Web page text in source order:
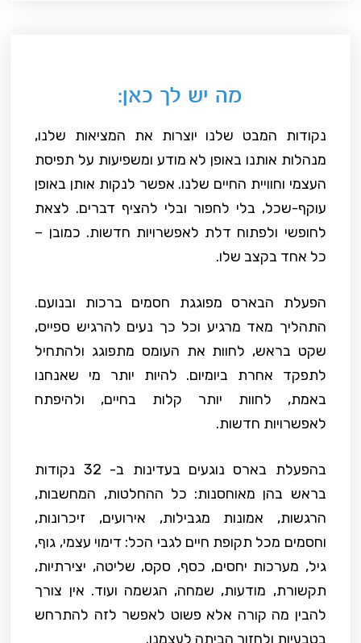
מה יש לך כאן:
נקודות המבט שלנו יוצרות את המציאות שלנו,
מנהלות אותנו באופן לא מודע ומשפיעות על תפיסת
העצמי וחוויית החיים שלנו. אפשר לנקות אותן באופן
עוקף-שכל, בלי לחפור ובלי להציף דברים. לצאת
לחופשי ולפתוח דלת לאפשרויות חדשות. כמובן –
כל אחד בקצב שלו.
הפעלת הבארס מפוגגת חסמים ברכות ובנועם.
התהליך מאד מרגיע וכל כך נעים להרגיש ספייס,
שקט בראש, לחוות את העומס מתפוגג ולהתחיל
לתפקד אחרת ביומיום. להיות יותר מי שאנחנו
באמת, לחוות יותר קלות בחיים, ולהיפתח
לאפשרויות חדשות.
בהפעלת בארס נוגעים בעדינות ב- 32 נקודות
בראש בהן מאוחסנות: כל ההחלטות, המחשבות,
הרגשות, אמונות מגבילות, אירועים, זיכרונות,
וחסמים מכל תקופת חיים לגבי הכל: דימוי עצמי, גוף,
גיל, מערכות יחסים, כסף, סקס, שליטה, יצירתיות,
תקשורת, מודעות, שמחה, הגשמה ועוד. אין צורך
להבין מה קורה אלא פשוט לאפשר לזה להתרחש
בטבעיות ולחזור הביתה לעצמנו.